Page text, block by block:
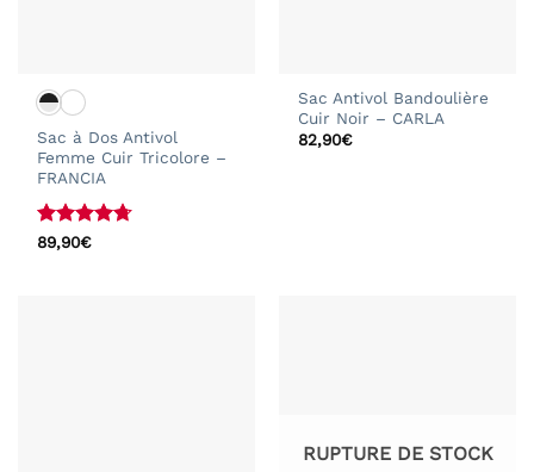
Sac à Dos Antivol
Femme Cuir Tricolore –
FRANCIA
Note4.67
89,90€
Sac Antivol Bandoulière
Cuir Noir – CARLA
82,90€
RUPTURE DE STOCK